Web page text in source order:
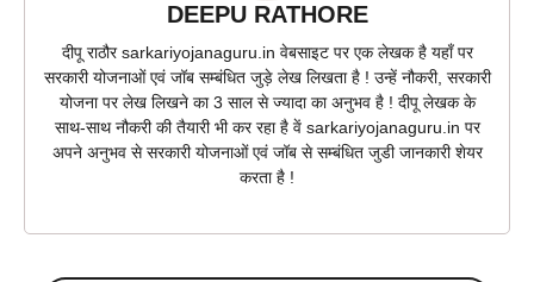
DEEPU RATHORE
दीपू राठौर sarkariyojanaguru.in वेबसाइट पर एक लेखक है यहाँ पर
सरकारी योजनाओं एवं जॉब सम्बंधित जुड़े लेख लिखता है ! उन्हें नौकरी, सरकारी
योजना पर लेख लिखने का 3 साल से ज्यादा का अनुभव है ! दीपू लेखक के
साथ-साथ नौकरी की तैयारी भी कर रहा है वें sarkariyojanaguru.in पर
अपने अनुभव से सरकारी योजनाओं एवं जॉब से सम्बंधित जुडी जानकारी शेयर
करता है !